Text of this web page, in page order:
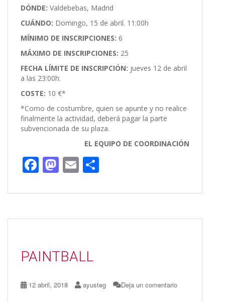
DÓNDE: Valdebebas, Madrid
CUÁNDO: Domingo, 15 de abril. 11:00h
MÍNIMO DE INSCRIPCIONES: 6
MÁXIMO DE INSCRIPCIONES: 25
FECHA LÍMITE DE INSCRIPCIÓN: jueves 12 de abril
a las 23:00h.
COSTE: 10 €*
*Como de costumbre, quien se apunte y no realice
finalmente la actividad, deberá pagar la parte
subvencionada de su plaza.
EL EQUIPO DE COORDINACIÓN
F
e
b
k
M
to
d
E
ai
l
m
p
PAINTBALL
12 abril, 2018 ayusteg Deja un comentario